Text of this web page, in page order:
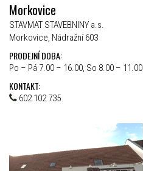
Morkovice
STAVMAT STAVEBNINY a.s.
Morkovice, Nádražní 603
PRODEJNÍ DOBA:
Po – Pá 7.00 – 16.00, So 8.00 – 11.00
KONTAKT:
602 102 735